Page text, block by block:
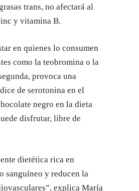
trans, no afectará al
y vitamina B.
en quienes lo consumen
como la teobromina o la
provoca una
de serotonina en el
negro en la dieta
disfrutar, libre de
dietética rica en
sanguíneo y reducen la
explica María